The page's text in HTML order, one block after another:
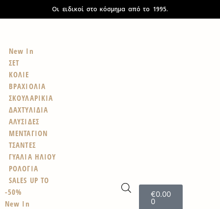
Οι ειδικοί στο κόσμημα από το 1995.
New In
ΣΕΤ
ΚΟΛΙΕ
ΒΡΑΧΙΟΛΙΑ
ΣΚΟΥΛΑΡΙΚΙΑ
ΔΑΧΤΥΛΙΔΙΑ
ΑΛΥΣΙΔΕΣ
ΜΕΝΤΑΓΙΟΝ
ΤΣΑΝΤΕΣ
ΓΥΑΛΙΑ ΗΛΙΟΥ
ΡΟΛΟΓΙΑ
SALES UP TO
-50%
New In
€0.00
0